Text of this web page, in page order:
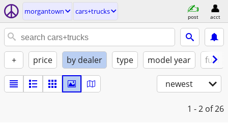
morgantown cars+trucks
post acct
+ price by dealer type model year fuel
newest
1 - 2 of 26